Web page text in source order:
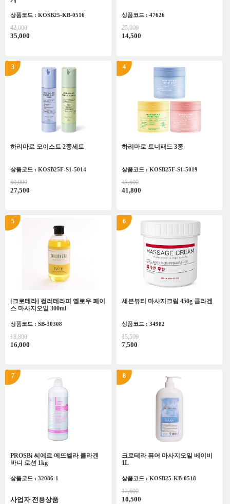
상품코드 : KOSB25-KB-0516
42,000
35,000
상품코드 : 47626
25,000
14,500
3
하리마로 모이스트 2종세트
상품코드 : KOSB25F-S1-5014
50,000
27,500
4
하리마로 토너패드 3종
상품코드 : KOSB25F-S1-5019
43,500
41,800
5
[크로테라] 컬러테라피 옐로우 페이
스 마사지오일 300ml
상품코드 : SB-30308
18,800
16,000
6
세븐뷰티 마사지크림 450g 콜라겐
상품코드 : 34982
15,500
7,500
7
PROSBi 씨에르 에뜨벨라 콜라겐
바디 로션 1kg
상품코드 : 32086-1
사업자 전용상품
8
크로테라 퓨어 마사지오일 베이비
1L
상품코드 : KOSB25-KB-0518
12,600
10,500